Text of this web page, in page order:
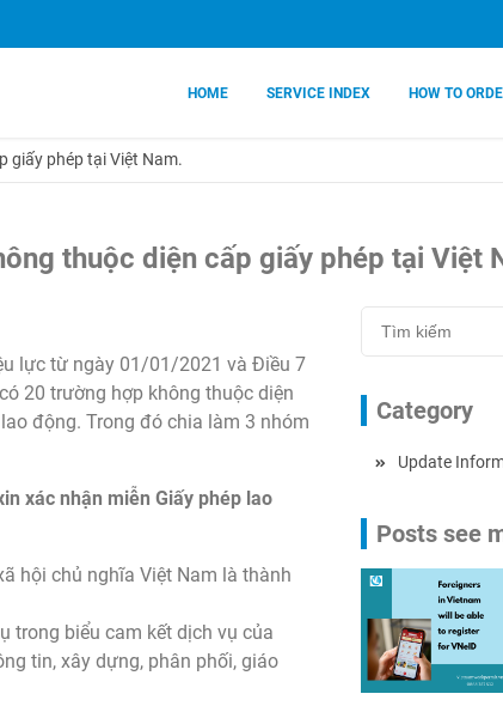
HOME SERVICE INDEX HOW TO
giấy phép tại Việt Nam.
thuộc diện cấp giấy phép tại Việt
lực từ ngày 01/01/2021 và Điều 7
20 trường hợp không thuộc diện
động. Trong đó chia làm 3 nhóm
xác nhận miễn Giấy phép lao
hội chủ nghĩa Việt Nam là thành
trong biểu cam kết dịch vụ của
tin, xây dựng, phân phối, giáo
Category
Update
Posts see